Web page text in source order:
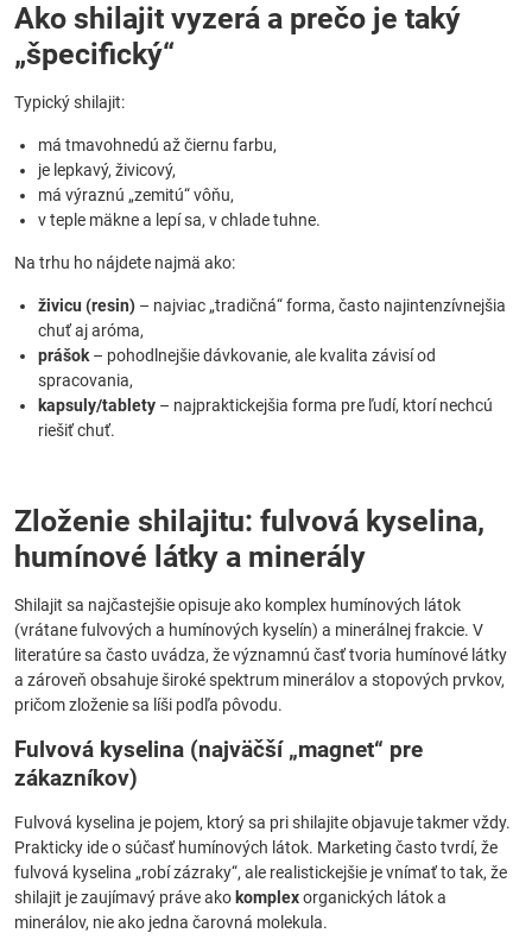
Ako shilajit vyzerá a prečo je taký
„špecifický“
Typický shilajit:
má tmavohnedú až čiernu farbu,
je lepkavý, živicový,
má výraznú „zemitú“ vôňu,
v teple mäkne a lepí sa, v chlade tuhne.
Na trhu ho nájdete najmä ako:
živicu (resin) – najviac „tradičná“ forma, často najintenzívnejšia
chuť aj aróma,
prášok – pohodlnejšie dávkovanie, ale kvalita závisí od
spracovania,
kapsuly/tablety – najpraktickejšia forma pre ľudí, ktorí nechcú
riešiť chuť.
Zloženie shilajitu: fulvová kyselina,
humínové látky a minerály
Shilajit sa najčastejšie opisuje ako komplex humínových látok
(vrátane fulvových a humínových kyselín) a minerálnej frakcie. V
literatúre sa často uvádza, že významnú časť tvoria humínové látky
a zároveň obsahuje široké spektrum minerálov a stopových prvkov,
pričom zloženie sa líši podľa pôvodu.
Fulvová kyselina (najväčší „magnet“ pre
zákazníkov)
Fulvová kyselina je pojem, ktorý sa pri shilajite objavuje takmer vždy.
Prakticky ide o súčasť humínových látok. Marketing často tvrdí, že
fulvová kyselina „robí zázraky“, ale realistickejšie je vnímať to tak, že
shilajit je zaujímavý práve ako komplexorganických látok a
minerálov, nie ako jedna čarovná molekula.